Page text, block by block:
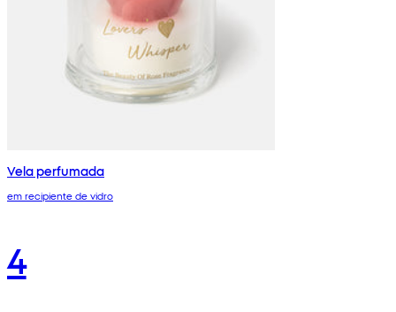
Vela perfumada
em recipiente de vidro
4